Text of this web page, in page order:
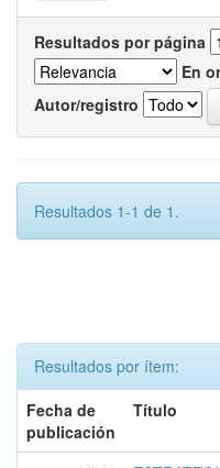
Resultados por página
En
Autor/registro
Resultados 1-1 de 1.
Resultados por ítem:
Fecha de
publicación
Título